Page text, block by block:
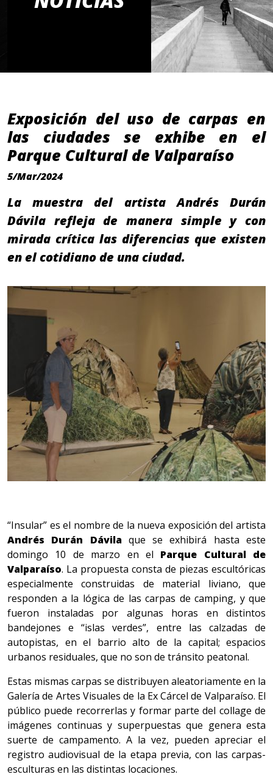
Exposición del uso de carpas en
las ciudades se exhibe en el
Parque Cultural de Valparaíso
5/Mar/2024
La muestra del artista Andrés Durán
Dávila refleja de manera simple y con
mirada crítica las diferencias que existen
en el cotidiano de una ciudad.
“Insular” es el nombre de la nueva exposición del artista
Andrés Durán Dávilaque se exhibirá hasta este
domingo 10 de marzo en el Parque Cultural de
Valparaíso. La propuesta consta de piezas escultóricas
especialmente construidas de material liviano, que
responden a la lógica de las carpas de camping, y que
fueron instaladas por algunas horas en distintos
bandejones e “islas verdes”, entre las calzadas de
autopistas, en el barrio alto de la capital; espacios
urbanos residuales, que no son de tránsito peatonal.
Estas mismas carpas se distribuyen aleatoriamente en la
Galería de Artes Visuales de la Ex Cárcel de Valparaíso. El
público puede recorrerlas y formar parte del collage de
imágenes continuas y superpuestas que genera esta
suerte de campamento. A la vez, pueden apreciar el
registro audiovisual de la etapa previa, con las carpas-
esculturas en las distintas locaciones.